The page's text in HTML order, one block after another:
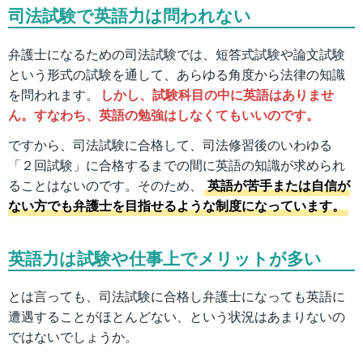
司法試験で英語力は問われない
弁護士になるための司法試験では、短答式試験や論文試験
という形式の試験を通して、あらゆる角度から法律の知識
を問われます。
しかし、試験科目の中に英語はありませ
ん。すなわち、英語の勉強はしなくてもいいのです。
ですから、司法試験に合格して、司法修習後のいわゆる
「２回試験」に合格するまでの間に英語の知識が求められ
ることはないのです。そのため、
英語が苦手または自信が
ない方でも弁護士を目指せるような制度になっています。
英語力は試験や仕事上でメリットが多い
とは言っても、司法試験に合格し弁護士になっても英語に
遭遇することがほとんどない、という状況はあまりないの
ではないでしょうか。